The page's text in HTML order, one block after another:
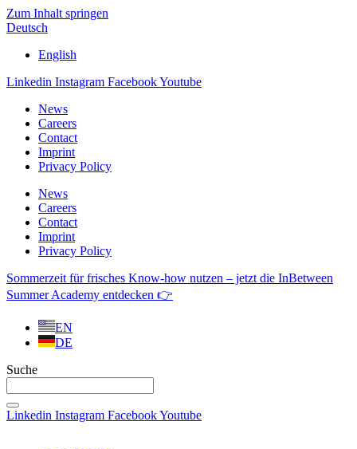
Zum Inhalt springen
Deutsch
English
Linkedin Instagram FacebookYoutube
News
Careers
Contact
Imprint
Privacy Policy
News
Careers
Contact
Imprint
Privacy Policy
Sommerzeit für frisches Know-how nutzen – jetzt die InBetween
Summer Academy entdecken 👉
EN
DE
Suche
Linkedin Instagram FacebookYoutube